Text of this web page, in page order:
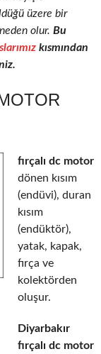
üzere bir
olur. Bu
kısmından
fırçalı dc motor
dönen kısım
(endüvi), duran
kısım
(endüktör),
yatak, kapak,
fırça ve
kolektörden
oluşur.
Diyarbakır
fırçalı dc motor